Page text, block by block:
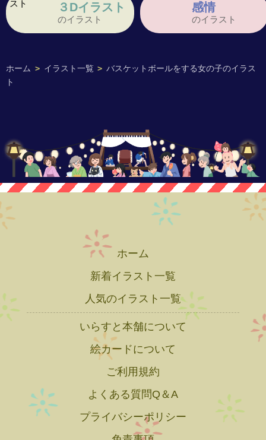
ホーム > イラスト一覧 > バスケットボールをする女の子のイラス
ト
３Dイラスト
のイラスト
感情
のイラスト
ホーム
新着イラスト一覧
人気のイラスト一覧
いらすと本舗について
絵カードについて
ご利用規約
よくある質問Q＆A
プライバシーポリシー